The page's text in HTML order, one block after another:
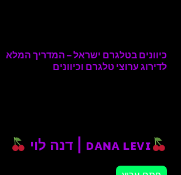
כיוונים בטלגרם ישראל – המדריך המלא
לדירוג ערוצי טלגרם וכיוונים
ᴅᴀɴᴀ ʟᴇᴠɪ | דנה לוי